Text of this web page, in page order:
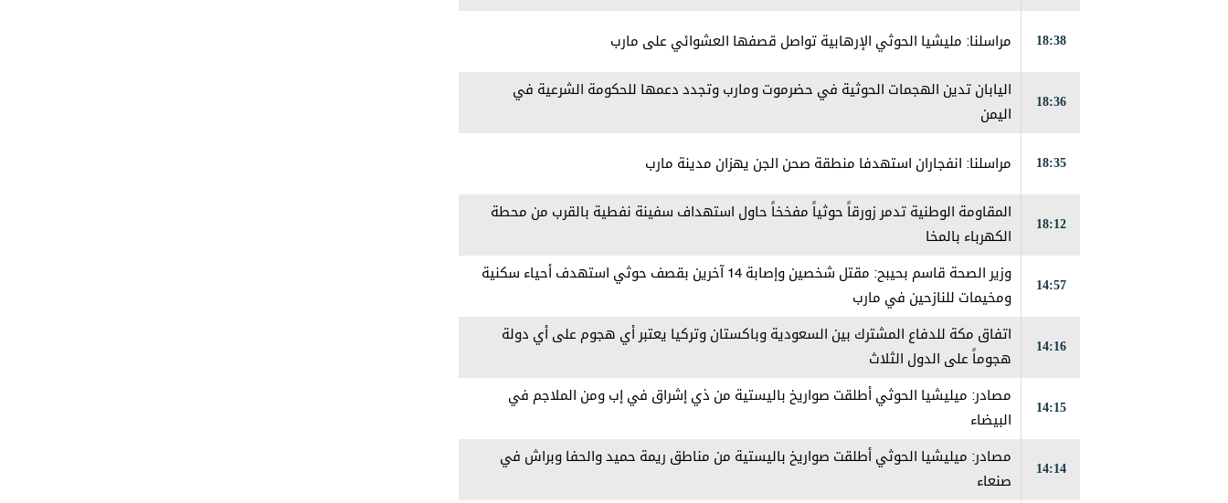
18:38 مراسلنا: مليشيا الحوثي الإرهابية تواصل قصفها العشوائي على مارب
18:36
اليابان تدين الهجمات الحوثية في حضرموت ومارب وتجدد دعمها للحكومة الشرعية في
اليمن
18:35 مراسلنا: انفجاران استهدفا منطقة صحن الجن يهزان مدينة مارب
18:12
المقاومة الوطنية تدمر زورقاً حوثياً مفخخاً حاول استهداف سفينة نفطية بالقرب من محطة
الكهرباء بالمخا
14:57
وزير الصحة قاسم بحيبح: مقتل شخصين وإصابة 14 آخرين بقصف حوثي استهدف أحياء سكنية
ومخيمات للنازحين في مارب
14:16
اتفاق مكة للدفاع المشترك بين السعودية وباكستان وتركيا يعتبر ‏أي هجوم على أي دولة
هجوماً على الدول الثلاث
14:15
مصادر: ميليشيا الحوثي أطلقت صواريخ باليستية من ذي إشراق في إب ومن الملاجم في
البيضاء
14:14
مصادر: ميليشيا الحوثي أطلقت صواريخ باليستية من مناطق ريمة حميد والحفا وبراش في
صنعاء